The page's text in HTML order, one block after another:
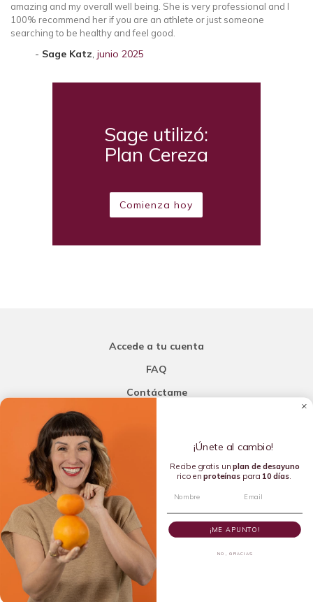
amazing and my overall well being. She is very professional and I
100% recommend her if you are an athlete or just someone
searching to be healthy and feel good.
Sage Katz, junio 2025
Sage utilizó:
Plan Cereza
Comienza hoy
Accede a tu cuenta
FAQ
Contáctame
Añade una porción de inteligencia a tu nutrición
Copyright © 2016-2026 Carla L. de la Torre. All rights reserved.
Dietista Destacada del 2020 y Líder en Dietética Emergente del
2024 por la Academia de Nutrición y Dietética
¡Únete al cambio!
Recibe gratis unplan de desayuno
rico enproteínaspara 10 días.
¡ME APUNTO!
NO, GRACIAS